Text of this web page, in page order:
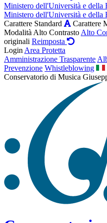
Ministero dell'Università e della
Ministero dell'Università e della
Carattere Standard
Carattere
Modalità Alto Contrasto Alto
originali Reimposta
Login Area Protetta
Amministrazione Trasparente
Prevenzione Whistleblowing
Conservatorio di Musica